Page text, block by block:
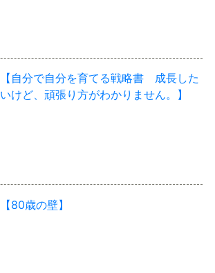
【自分で自分を育てる戦略書 成長した
いけど、頑張り方がわかりません。】
【80歳の壁】